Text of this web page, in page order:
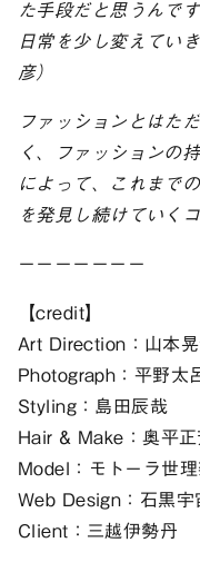
た手段だと思うんで
日常を少し変えてい
彦）
ファッションとはた
く、ファッションの
によって、これまで
を発見し続けていく
ーーーーーーー
【credit】
Art Direction：山本晃
Photograph：平野太
Styling：島田辰哉
Hair & Make：奥平正
Model：モトーラ世
Web Design：石黒宇
Client：三越伊勢丹